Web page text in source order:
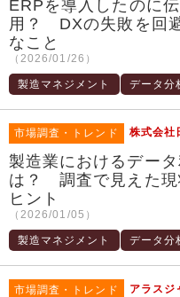
ERPを導入したのに
用？ DXの失敗を回
なこと
（2026/01/26）
製造マネジメント データ分
市場調査・トレンド 株式会社
製造業におけるデー
は？ 調査で見えた現
ヒント
（2026/01/05）
製造マネジメント データ分
市場調査・トレンド アラスジ